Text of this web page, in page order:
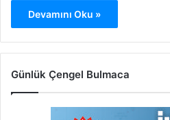
Devamını Oku »
Günlük Çengel Bulmaca